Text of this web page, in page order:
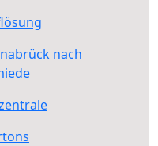
nach